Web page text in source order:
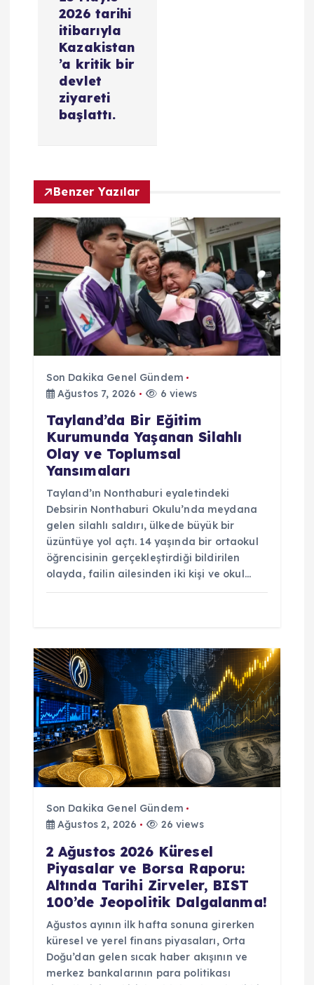
2026 tarihi
itibarıyla
Kazakistan
’a kritik bir
devlet
ziyareti
başlattı.
Benzer Yazılar
Son Dakika Genel Gündem
Ağustos 7, 2026
6 views
Tayland’da Bir Eğitim
Kurumunda Yaşanan Silahlı
Olay ve Toplumsal
Yansımaları
Tayland’ın Nonthaburi eyaletindeki
Debsirin Nonthaburi Okulu’nda meydana
gelen silahlı saldırı, ülkede büyük bir
üzüntüye yol açtı. 14 yaşında bir ortaokul
öğrencisinin gerçekleştirdiği bildirilen
olayda, failin ailesinden iki kişi ve okul…
Son Dakika Genel Gündem
Ağustos 2, 2026
26 views
2 Ağustos 2026 Küresel
Piyasalar ve Borsa Raporu:
Altında Tarihi Zirveler, BIST
100’de Jeopolitik Dalgalanma!
Ağustos ayının ilk hafta sonuna girerken
küresel ve yerel finans piyasaları, Orta
Doğu’dan gelen sıcak haber akışının ve
merkez bankalarının para politikası